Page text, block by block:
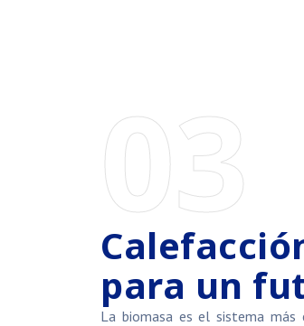
03
para un
La biomasa es el sistema más